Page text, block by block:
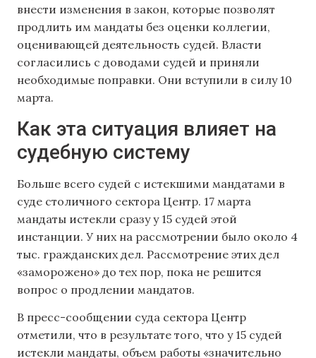
внести изменения в закон, которые позволят
продлить им мандаты без оценки коллегии,
оценивающей деятельность судей. Власти
согласились с доводами судей и приняли
необходимые поправки. Они вступили в силу 10
марта.
Как эта ситуация влияет на
судебную систему
Больше всего судей с истекшими мандатами в
суде столичного сектора Центр. 17 марта
мандаты истекли сразу у 15 судей этой
инстанции. У них на рассмотрении было около 4
тыс. гражданских дел. Рассмотрение этих дел
«заморожено» до тех пор, пока не решится
вопрос о продлении мандатов.
В пресс-сообщении суда сектора Центр
отметили, что в результате того, что у 15 судей
истекли мандаты, объем работы «значительно